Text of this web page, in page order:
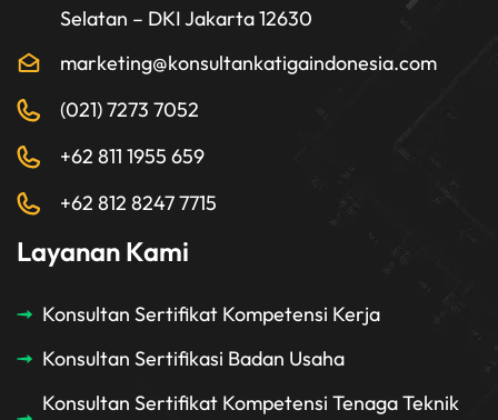
Selatan – DKI Jakarta 12630
marketing@konsultankatigaindonesia.com
(021) 7273 7052
+62 811 1955 659
+62 812 8247 7715
Layanan Kami
Konsultan Sertifikat Kompetensi Kerja
Konsultan Sertifikasi Badan Usaha
Konsultan Sertifikat Kompetensi Tenaga Teknik